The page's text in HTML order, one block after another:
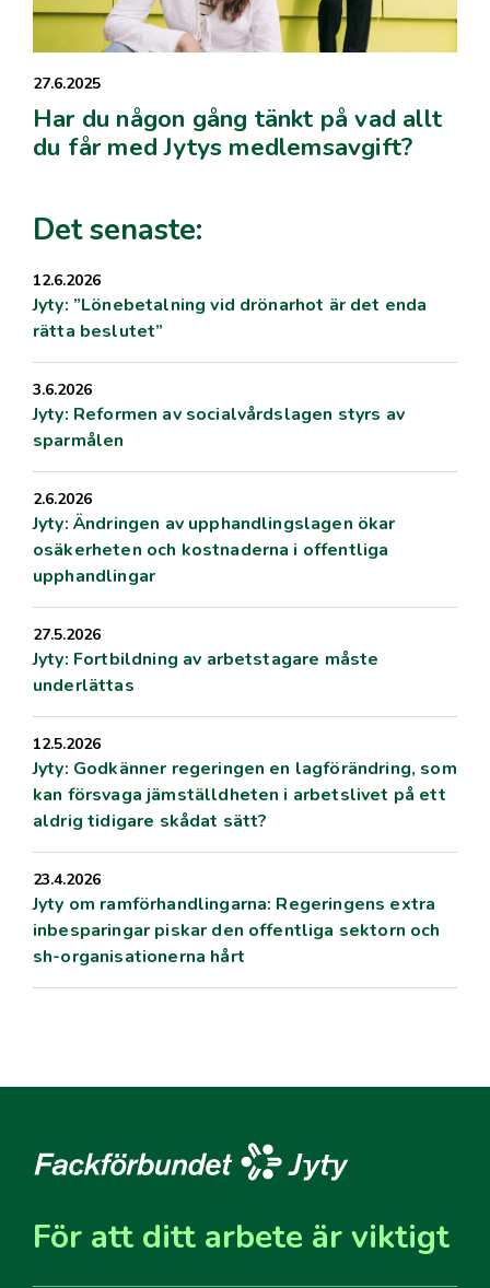
27.6.2025
Har du någon gång tänkt på vad allt
du får med Jytys medlemsavgift?
Det senaste:
12.6.2026
Jyty: ”Lönebetalning vid drönarhot är det enda
rätta beslutet”
3.6.2026
Jyty: Reformen av socialvårdslagen styrs av
sparmålen
2.6.2026
Jyty: Ändringen av upphandlingslagen ökar
osäkerheten och kostnaderna i offentliga
upphandlingar
27.5.2026
Jyty: Fortbildning av arbetstagare måste
underlättas
12.5.2026
Jyty: Godkänner regeringen en lagförändring, som
kan försvaga jämställdheten i arbetslivet på ett
aldrig tidigare skådat sätt?
23.4.2026
Jyty om ramförhandlingarna: Regeringens extra
inbesparingar piskar den offentliga sektorn och
sh-organisationerna hårt
För att ditt arbete är viktigt